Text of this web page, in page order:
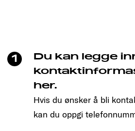
Så enkelt er det:
1. Legg inn data
2. Velg forhandler og send
3. Sunlight-forhandleren din vil
1
Du kan legge
her.
Hvis du ønsker å bli
kan du oppgi